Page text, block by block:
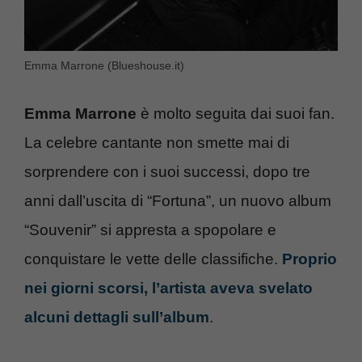
Emma Marrone (Blueshouse.it)
Emma Marrone è molto seguita dai suoi fan.
La celebre cantante non smette mai di
sorprendere con i suoi successi, dopo tre
anni dall’uscita di “Fortuna”, un nuovo album
“Souvenir” si appresta a spopolare e
conquistare le vette delle classifiche. Proprio
nei giorni scorsi, l’artista aveva svelato
alcuni dettagli sull’album.